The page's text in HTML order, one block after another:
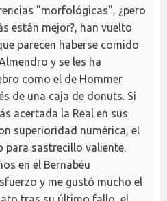
"morfológicas", ¿pero
están mejor?, han vuelto
parecen haberse comido
y se les ha
como el de Hommer
de una caja de donuts. Si
acertada la Real en sus
superioridad numérica, el
para sastrecillo valiente.
en el Bernabéu
y me gustó mucho el